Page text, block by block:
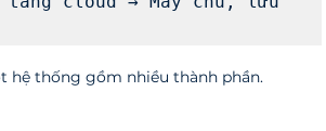
hệ thống gồm nhiều thành phần.